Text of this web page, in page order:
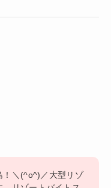
！＼(^o^)／大型リゾ